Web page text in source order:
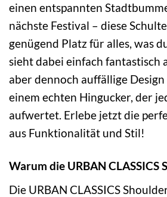
einen entspannten
nächste Festival – diese
genügend Platz für alles, was
sieht dabei einfach fantastisch
aber dennoch auffällige Design
einem echten Hingucker, der
aufwertet. Erlebe jetzt die
aus Funktionalität und Stil!
Warum die URBAN CLASSICS
Die URBAN CLASSICS